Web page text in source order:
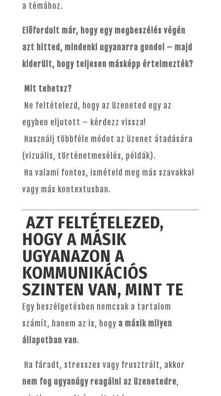
a témához.
Előfordult már, hogy egy megbeszélés végén
azt hitted, mindenki ugyanarra gondol – majd
kiderült, hogy teljesen másképp értelmezték?
Mit tehetsz?
Ne feltételezd, hogy az üzeneted egy az
egyben eljutott – kérdezz vissza!
Használj többféle módot az üzenet átadására
(vizuális, történetmesélés, példák).
Ha valami fontos, ismételd meg más szavakkal
vagy más kontextusban.
AZT FELTÉTELEZED,
HOGY A MÁSIK
UGYANAZON A
KOMMUNIKÁCIÓS
SZINTEN VAN, MINT TE
Egy beszélgetésben nemcsak a tartalom
számít, hanem az is, hogy a másik milyen
állapotban van.
Ha fáradt, stresszes vagy frusztrált, akkor
nem fog ugyanúgy reagálni az üzenetedre,